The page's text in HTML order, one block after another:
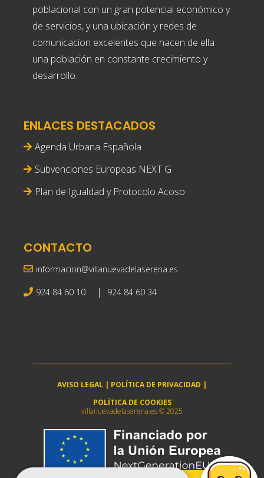
poblacional con un gran potencial económico y
de servicios, y una ubicación y redes de
comunicacion excelentes que hacen de ella
una población en constante crecimiento y
desarrollo.
ENLACES DESTACADOS
Agenda Urbana Española
Subvenciones Europeas NEXT G
Plan de Igualdad y Protocolo Acoso
CONTACTO
informacion@villanuevadelaserena.es
924 84 60 10 | 924 84 60 34
AVISO LEGAL | POLÍTICA DE PRIVACIDAD |
POLÍTICA DE COOKIES
villanuevadelaserena.es © 2025